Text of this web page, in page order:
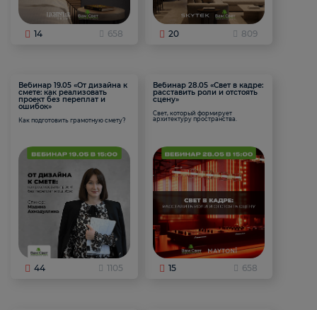
14 658 20 809
Вебинар 19.05 «От дизайна к
смете: как реализовать
проект без переплат и
ошибок»
Как подготовить грамотную смету?
44 1105
Вебинар 28.05 «Свет в кадре:
расставить роли и отстоять
сцену»
Свет, который формирует
архитектуру пространства.
15 658